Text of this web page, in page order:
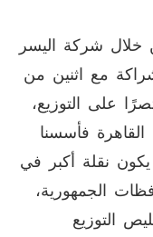
خلال شركة اليسر
عام 1999، بالشراكة مع اثنين من
على التوزيع،
صوب القاهرة فأسسنا
نقلة أكبر في
الجمهورية،
في تقليص التوزيع